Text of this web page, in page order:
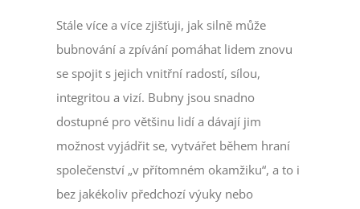
Stále více a více zjišťuji, jak silně může
bubnování a zpívání pomáhat lidem znovu
se spojit s jejich vnitřní radostí, sílou,
integritou a vizí. Bubny jsou snadno
dostupné pro většinu lidí a dávají jim
možnost vyjádřit se, vytvářet během hraní
společenství „v přítomném okamžiku“, a to i
bez jakékoliv předchozí výuky nebo